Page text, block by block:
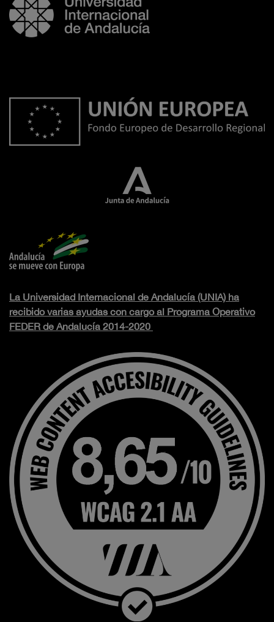
La Universidad Internacional de Andalucía (UNIA) ha
recibido varias ayudas con cargo al Programa Operativo
FEDER de Andalucía 2014-2020